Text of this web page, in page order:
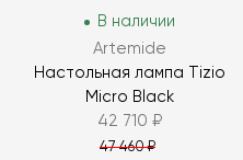
В наличии
Artemide
Настольная лампа Tizio
Micro Black
42 710 ₽
47 460 ₽